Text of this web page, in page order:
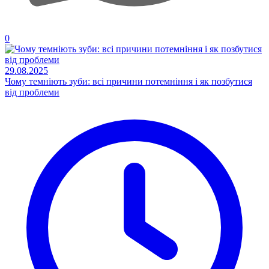
0
29.08.2025
Чому темніють зуби: всі причини потемніння і як позбутися
від проблеми